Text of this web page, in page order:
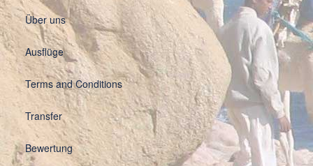
Über uns
Ausflüge
Terms and Conditions
Transfer
Bewertung